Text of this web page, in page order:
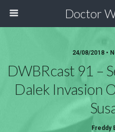
Doctor
24/08/2018 •
DWBRcast 91 –
Dalek Invasion
Freddy